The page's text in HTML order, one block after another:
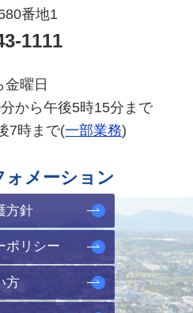
番地1
1111
金曜日
から午後5時15分まで
7時まで(一部業務)
ォメーション
方針
ポリシー
方